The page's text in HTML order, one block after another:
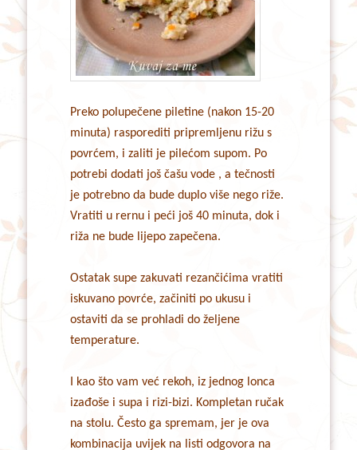
Preko polupečene piletine (nakon 15-20
minuta) rasporediti pripremljenu rižu s
povrćem, i zaliti je pilećom supom. Po
potrebi dodati još čašu vode , a tečnosti
je potrebno da bude duplo više nego riže.
Vratiti u rernu i peći još 40 minuta, dok i
riža ne bude lijepo zapečena.
Ostatak supe zakuvati rezančićima vratiti
iskuvano povrće, začiniti po ukusu i
ostaviti da se prohladi do željene
temperature.
I kao što vam već rekoh, iz jednog lonca
izađoše i supa i rizi-bizi. Kompletan ručak
na stolu. Često ga spremam, jer je ova
kombinacija uvijek na listi odgovora na